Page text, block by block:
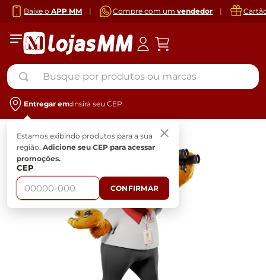
Baixe o APP MM | Compre com um vendedor |
Busque por produtos ou marcas
Entregar em:Insira seu CEP
Estamos exibindo produtos para a sua
região. Adicione seu CEP para acessar
promoções.
CEP
CONFIRMAR